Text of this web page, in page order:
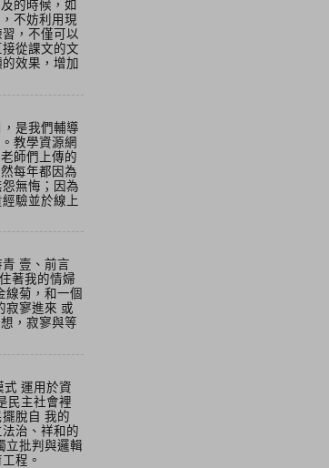
的時候，如
不妨利用現
，不僅可以
從課文的文
效果，增加
是我們輔導
教學資源網
師們上傳的
每年都因為
無悔；因為
驗並於線上
壹、前言
著我的情婦
線菊，和一個
寂寥進來 或
，寂寥與等
式 運用於資
民主社會裡
脫自 我的
治、祥和的
立批判與邏輯
程。